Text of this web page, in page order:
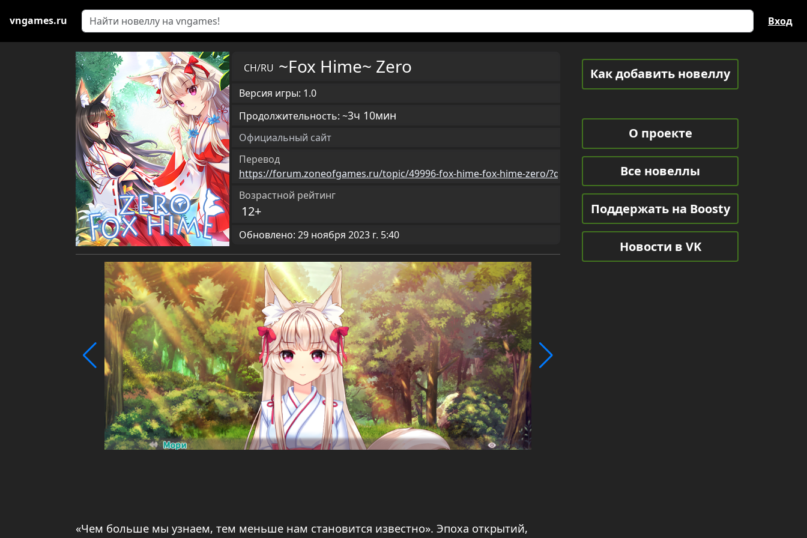
vngames.ru Вход
CH/RU ~Fox Hime~ Zero
Версия игры: 1.0
Продолжительность: ~3ч 10мин
Официальный сайт
Перевод
https://forum.zoneofgames.ru/topic/49996-fox-hime-fox-hime-zero/?do=findComment&comment=909310
Возрастной рейтинг
12+
Обновлено: 29 ноября 2023 г. 5:40
«Чем больше мы узнаем, тем меньше нам становится известно». Эпоха открытий,
Как добавить новеллу
О проекте
Все новеллы
Поддержать на Boosty
Новости в VK